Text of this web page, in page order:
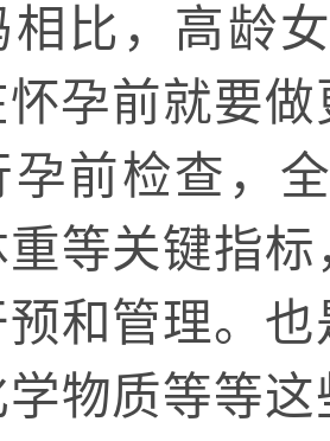
相比，高龄
孕前就要
孕前检查，
等关键指
和管理。
物质等等